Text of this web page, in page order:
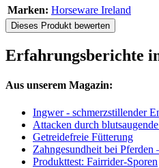
Marken: Horseware Ireland
Dieses Produkt bewerten
Erfahrungsberichte
Aus unserem Magazin:
Ingwer - schmerzstillender
Attacken durch
Getreidefreie Fütterung
Zahngesundheit bei
Produkttest: Fairrider-Sporen